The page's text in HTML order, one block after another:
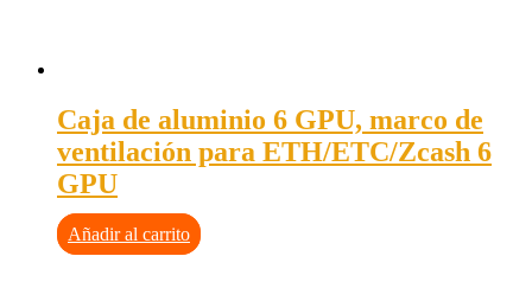
Caja de aluminio 6 GPU, marco de
ventilación para ETH/ETC/Zcash 6
GPU
Añadir al carrito